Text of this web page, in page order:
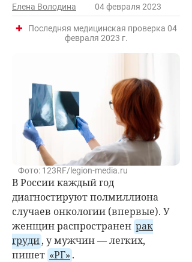
Елена Володина 04 февраля 2023
Последняя медицинская проверка 04
февраля 2023 г.
Фото: 123RF/legion-media.ru
В России каждый год
диагностируют полмиллиона
случаев онкологии (впервые). У
женщин распространен рак
груди, у мужчин — легких,
пишет «РГ» .